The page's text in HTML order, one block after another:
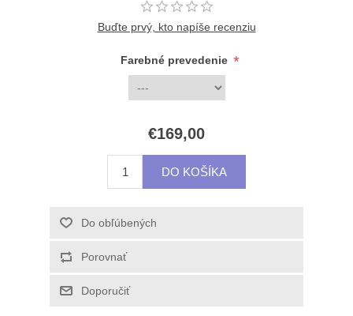
Buďte prvý, kto napíše recenziu
Farebné prevedenie *
€169,00